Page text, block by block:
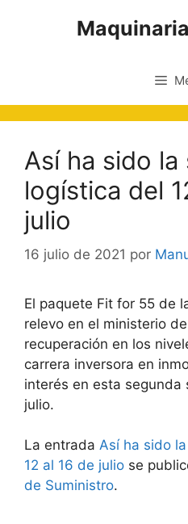
Así ha sido la
logística del
julio
16 julio de 2021 por
El paquete Fit for 55 de
relevo en el ministerio
recuperación en los
carrera inversora en
interés en esta segunda
julio.
La entrada Así ha sido
12 al 16 de julio se
de Suministro.